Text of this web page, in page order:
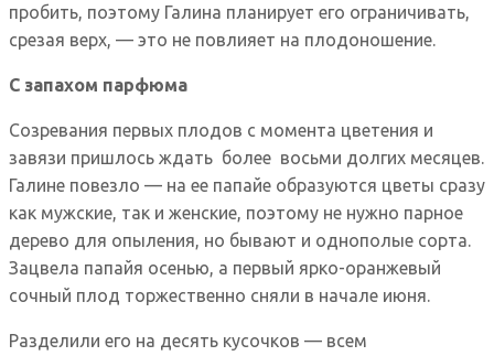
пробить, поэтому Галина планирует его ограничивать,
срезая верх, — это не повлияет на плодоношение.
С запахом парфюма
Созревания первых плодов с момента цветения и
завязи пришлось ждать более восьми долгих месяцев.
Галине повезло — на ее папайе образуются цветы сразу
как мужские, так и женские, поэтому не нужно парное
дерево для опыления, но бывают и однополые сорта.
Зацвела папайя осенью, а первый ярко-оранжевый
сочный плод торжественно сняли в начале июня.
Разделили его на десять кусочков — всем